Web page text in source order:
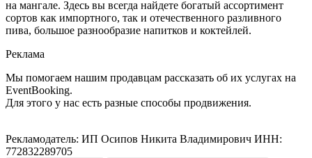
на мангале. Здесь вы всегда найдете богатый ассортимент
сортов как импортного, так и отечественного разливного
пива, большое разнообразие напитков и коктейлей.
Реклама
Мы помогаем нашим продавцам рассказать об их услугах на
EventBooking.
Для этого у нас есть разные способы продвижения.
Рекламодатель: ИП Осипов Никита Владимирович ИНН:
772832289705